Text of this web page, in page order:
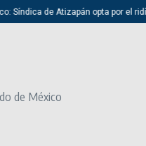
de Atizapán opta por el
de México